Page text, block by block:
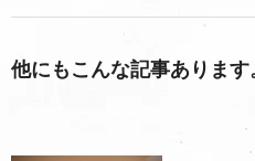
他にもこんな記事あります